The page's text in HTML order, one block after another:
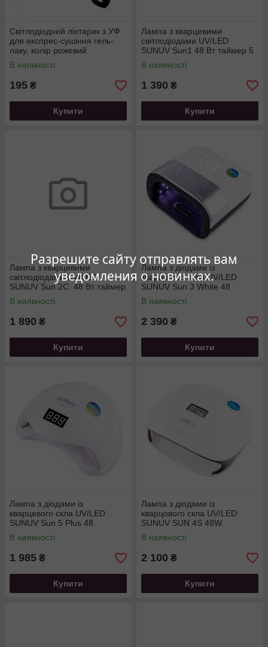
Разрешите сайту отправлять вам
уведомления о новинках.
Світлодіодний ліхтарик з УФ
для експрес-сушіння гель-
лаку, колір рожевий
В наявності
195 ₴
Купити
Лампа з кварцевими
світлодіодами UV/LED
SUNUV Sun1 48 Вт таймер 5
30 і 60 сек колір білий
В наявності
1 390 ₴
Купити
Лампа з кварцевими
світлодіодами UV/LED
SUNUV Sun 2C. 48 Вт таймер
10 30 60 і 99 сек колір білий
В наявності
1 890 ₴
Купити
Лампа з діодами із
кварцевого скла UV/LED
SUNUV Sun 3 White 48
Вт.таймер 10. 30. 60 і 99 сек.
В наявності
2 390 ₴
Купити
Лампа з діодами із
кварцевого скла UV/LED
SUNUV Sun 5 Plus 48
Вт.таймер 10. 30. 60 і 99 сек.
В наявності
1 985 ₴
Купити
Лампа з діодами із
кварцового скла UV/LED
SUNUV SUN 4S 48W
white/black таймер 10. 30. 60
і 99 сек
В наявності
2 100 ₴
Купити